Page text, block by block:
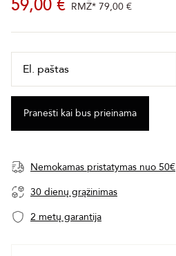
59,00 € RMŽ* 79,00 €
Nemokamas pristatymas nuo 50€
30 dienų grąžinimas
2 metų garantija